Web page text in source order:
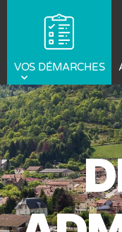
VOS DÉMARCHES